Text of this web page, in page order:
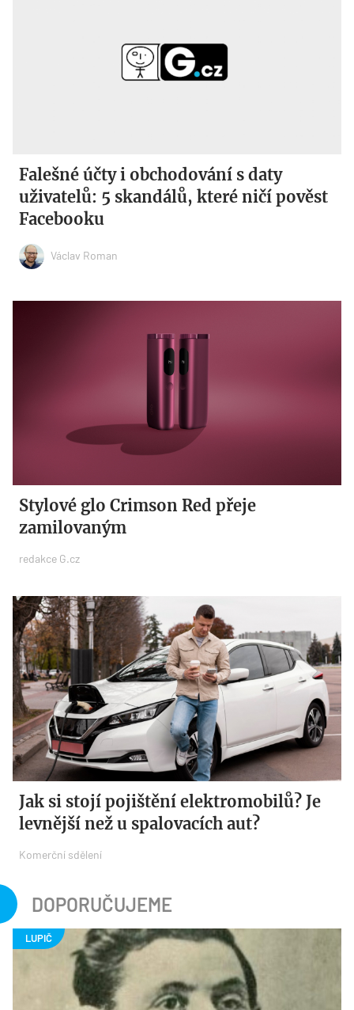
Falešné účty i obchodování s daty
uživatelů: 5 skandálů, které ničí pověst
Facebooku
Václav Roman
Stylové glo Crimson Red přeje
zamilovaným
redakce G.cz
Jak si stojí pojištění elektromobilů? Je
levnější než u spalovacích aut?
Komerční sdělení
DOPORUČUJEME